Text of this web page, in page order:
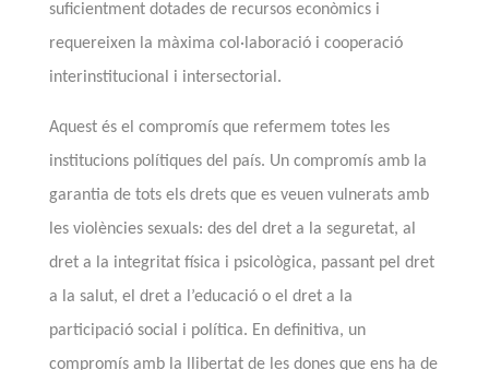
suficientment dotades de recursos econòmics i
requereixen la màxima col·laboració i cooperació
interinstitucional i intersectorial.
Aquest és el compromís que refermem totes les
institucions polítiques del país. Un compromís amb la
garantia de tots els drets que es veuen vulnerats amb
les violències sexuals: des del dret a la seguretat, al
dret a la integritat física i psicològica, passant pel dret
a la salut, el dret a l’educació o el dret a la
participació social i política. En definitiva, un
compromís amb la llibertat de les dones que ens ha de